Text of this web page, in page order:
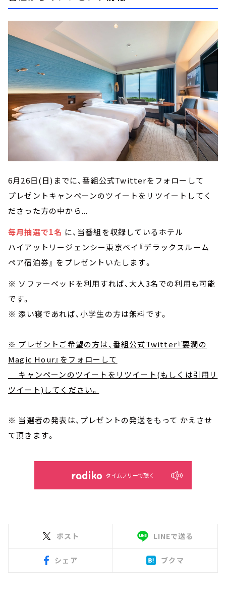
6月26日(日)までに、番組公式Twitterをフォローして
プレゼントキャンペーンのツイートをリツイートしてく
ださった方の中から...
毎月抽選で1名 に、当番組を収録しているホテル
ハイアットリージェンシー東京ベイ『デラックスルーム
ペア宿泊券』 をプレゼントいたします。
※ ソファーベッドを利用すれば、大人3名での利用も可能
です。
※ 添い寝であれば、小学生の方は無料です。
※ プレゼントご希望の方は、番組公式Twitter『要潤の
Magic Hour』をフォローして
キャンペーンのツイートをリツイート(もしくは引用リ
ツイート)してください。
※ 当選者の発表は、プレゼントの発送をもって かえさせ
て頂きます。
タイムフリーで聴く
ポスト LINEで送る
シェア ブクマ